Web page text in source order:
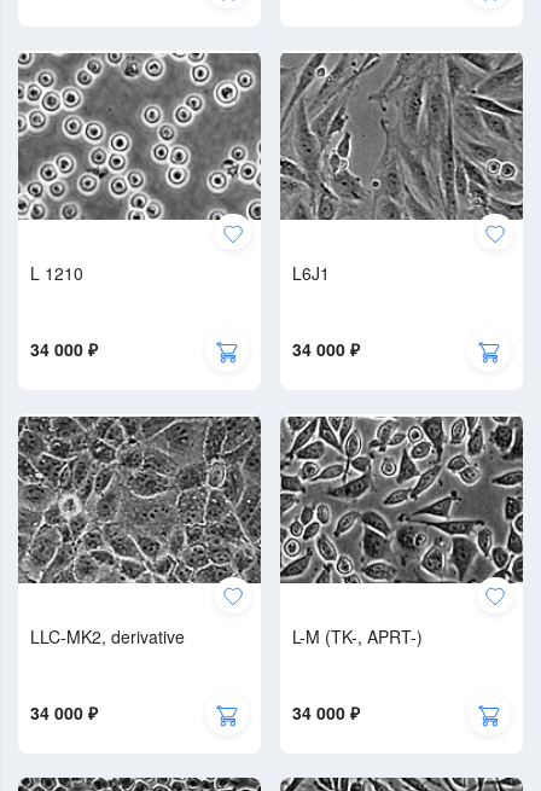
L 1210
34 000 ₽
L6J1
34 000 ₽
LLC-MK2, derivative
34 000 ₽
L-M (TK-, APRT-)
34 000 ₽